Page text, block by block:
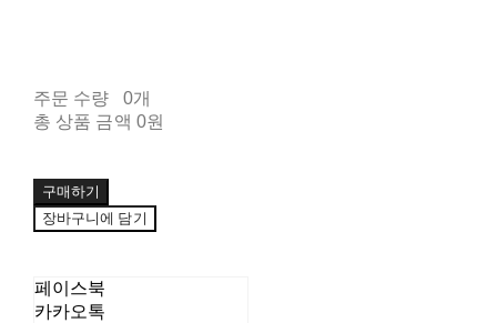
주문 수량
0개
총 상품 금액 0원
구매하기
장바구니에 담기
페이스북
카카오톡